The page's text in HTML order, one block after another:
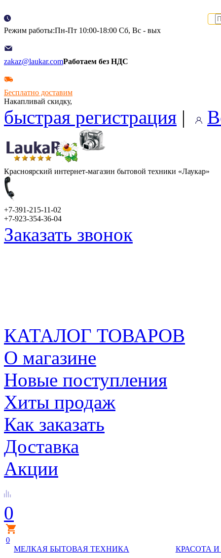
Режим работы:Пн-Пт 10:00-18:00 Сб, Вс - вых
zakaz@laukar.comРаботаем без НДС
Бесплатно доставим
Накапливай скидку,
быстрая регистрация |
Красноярский интернет-магазин бытовой техники «Лаукар»
+7-391-215-11-02
+7-923-354-36-04
Заказать звонок
КАТАЛОГ ТОВАРОВ
О магазине
Новые поступления
Хиты продаж
Как заказать
Доставка
Акции
0
0
МЕЛКАЯ БЫТОВАЯ ТЕХНИКА
КРАСОТА И